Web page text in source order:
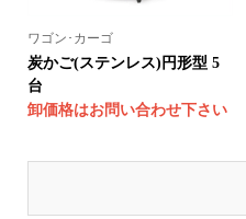
ワゴン･カーゴ
炭かご(ステンレス)円形型 5
台
卸価格はお問い合わせ下さい